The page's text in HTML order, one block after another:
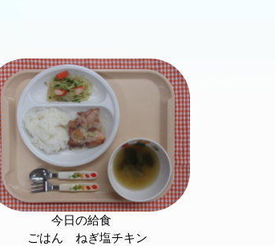
今日の給食
ごはん ねぎ塩チキン